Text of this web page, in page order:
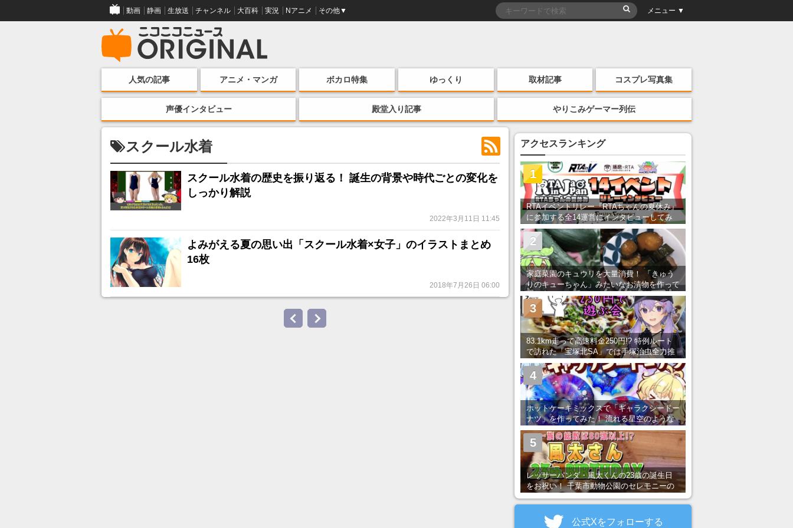
動画 静画 生放送 チャンネル 大百科 実況 Nアニメ その他▼ メニュー ▼
人気の記事 アニメ・マンガ ボカロ特集 ゆっくり 取材記事 コスプレ写真集
声優インタビュー 殿堂入り記事 やりこみゲーマー列伝
スクール水着
スクール水着の歴史を振り返る！ 誕生の背景や時代ごとの変化を
しっかり解説
2022年3月11日 11:45
よみがえる夏の思い出「スクール水着×女子」のイラストまとめ
16枚
2018年7月26日 06:00
アクセスランキング
RTAイベントリレー『RTAちゃんの夏休み』
に参加する全14運営にインタビューしてみ
た！ 「RTA in Japan」のチャンネルの貸し
出しを利用し8/9から1週間にわたって開催
1
家庭菜園のキュウリを大量消費！ 「きゅう
りのキューちゃん」みたいなお漬物を作って
みた
2
83.1km走って高速料金250円!? 特例ルート
で訪れた「宝塚北SA」では手塚治虫全力推
し＆関西グルメが楽しめる！
3
ホットケーキミックスで「ギャラクシードー
ナツ」を作ってみた！ 流れる星空のような
レンチン・レシピを紹介
4
レッサーパンダ・風太くんの23歳の誕生日
をお祝い！ 千葉市動物公園のセレモニーの
様子を紹介
5
公式Xをフォローする